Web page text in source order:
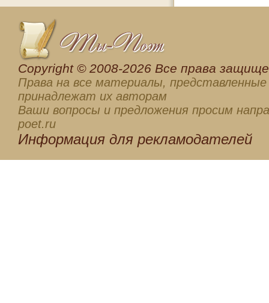
Сopyright © 2008-2026 Все права
Права на все материалы, представленные
принадлежат их авторам
Ваши вопросы и предложения просим
poet.ru
Информация для рекламодателей